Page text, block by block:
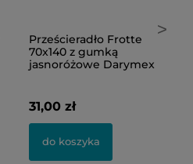
Prześcieradło Frotte
70x140 z gumką
jasnoróżowe Darymex
31,00 zł
do koszyka
>